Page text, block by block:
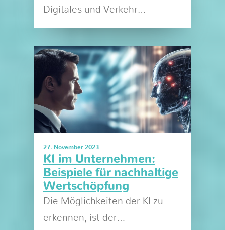
Digitales und Verkehr…
27. November 2023
KI im Unternehmen:
Beispiele für nachhaltige
Wertschöpfung
Die Möglichkeiten der KI zu
erkennen, ist der…